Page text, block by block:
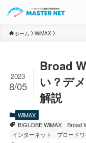
ホーム WiMAX
Broad
い？デ
解説
2023
8/05
WiMAX
BIGLOBE WiMAX
Broad
インターネット
ブロード